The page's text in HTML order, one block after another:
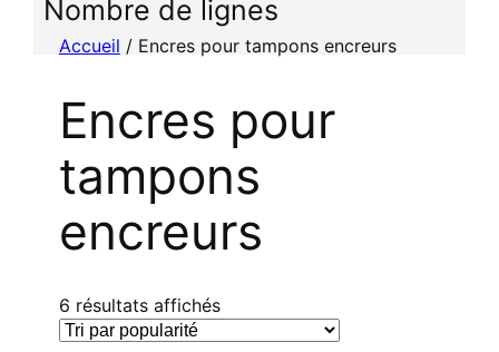
Nombre de lignes
Accueil / Encres pour tampons encreurs
Encres pour
tampons
encreurs
6 résultats affichésT